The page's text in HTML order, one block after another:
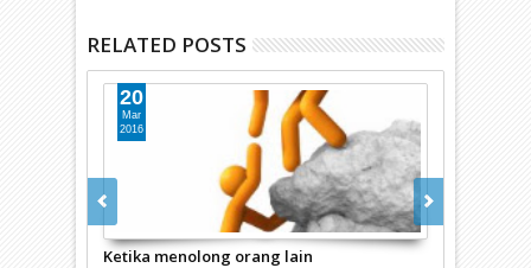
RELATED POSTS
Ketika menolong orang lain
20
Mar
2016